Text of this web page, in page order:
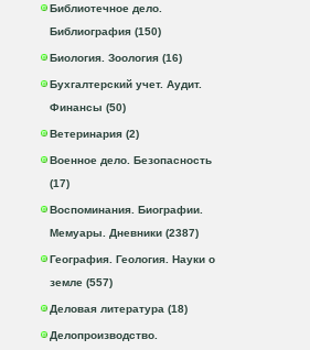
Библиотечное дело.
Библиография (150)
Биология. Зоология (16)
Бухгалтерский учет. Аудит.
Финансы (50)
Ветеринария (2)
Военное дело. Безопасность
(17)
Воспоминания. Биографии.
Мемуары. Дневники (2387)
География. Геология. Науки о
земле (557)
Деловая литература (18)
Делопроизводство.